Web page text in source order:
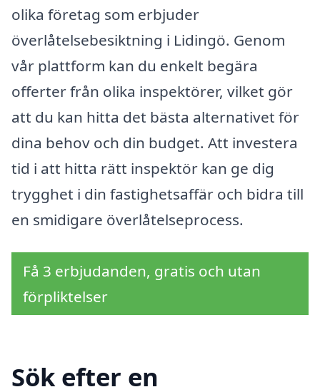
olika företag som erbjuder
överlåtelsebesiktning i Lidingö. Genom
vår plattform kan du enkelt begära
offerter från olika inspektörer, vilket gör
att du kan hitta det bästa alternativet för
dina behov och din budget. Att investera
tid i att hitta rätt inspektör kan ge dig
trygghet i din fastighetsaffär och bidra till
en smidigare överlåtelseprocess.
Få 3 erbjudanden, gratis och utan
förpliktelser
Sök efter en